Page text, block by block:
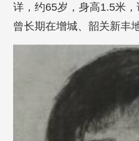
详，约65岁，身高1.5米，
曾长期在增城、韶关新丰